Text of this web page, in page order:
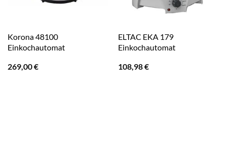
Korona 48100
Einkochautomat
269,00€
ELTAC EKA 179
Einkochautomat
108,98€